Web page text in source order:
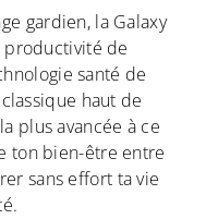
gardien, la Galaxy
productivité de
santé de
haut de
plus avancée à ce
ton bien-être entre
sans effort ta vie